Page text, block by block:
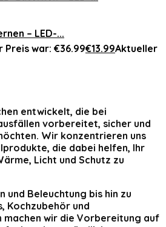
– LED-...
Preis war: €36.99€13.99Aktueller
entwickelt, die bei
vorbereitet, sicher und
Wir konzentrieren uns
die dabei helfen, Ihr
Licht und Schutz zu
Beleuchtung bis hin zu
Kochzubehör und
wir die Vorbereitung auf